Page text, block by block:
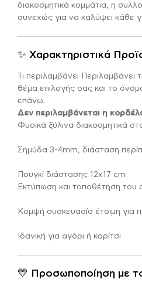
διακοσμητικά κομμάτια, η
συνεχώς για να καλύψει κάθε
✨ Χαρακτηριστικά
Τι περιλαμβάνει Περιλαμβάνει
θέμα επιλογής σας και το
επάνω.
Δεν περιλαμβάνεται η
Φυσικά ξύλινα διακοσμητικά
Σημύδα 3-4mm, διάσταση
Πουγκί διάστασης 12χ17 cm
Εκτύπωση και τοποθέτηση
Κομψή συσκευασία έτοιμη για
Ιδανική για αγόρι ή κορίτσι
💛 Προσωποποίηση με